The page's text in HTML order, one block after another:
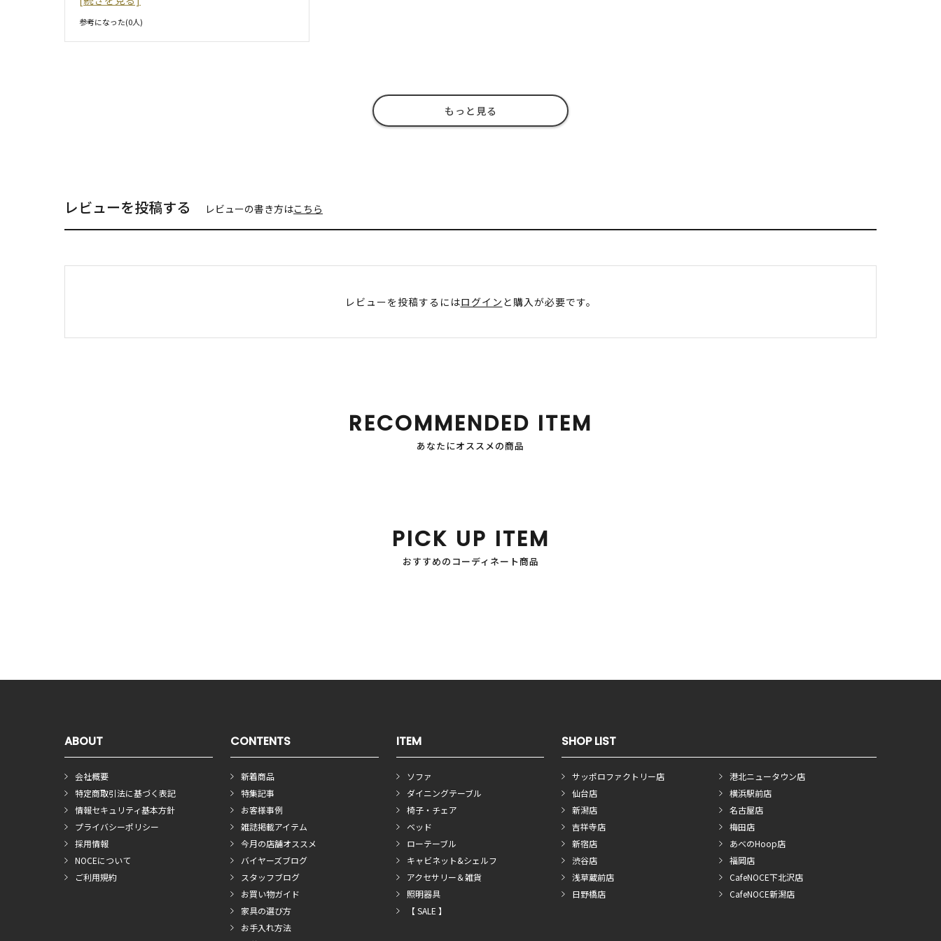
参考になった(0人)
もっと見る
レビューを投稿する レビューの書き方はこちら
レビューを投稿するにはログイン と購入が必要です。
RECOMMENDED ITEM
あなたにオススメの商品
PICK UP ITEM
おすすめのコーディネート商品
ABOUT
会社概要
特定商取引法に基づく表記
情報セキュリティ基本方針
プライバシーポリシー
採用情報
NOCEについて
ご利用規約
CONTENTS
新着商品
特集記事
お客様事例
雑誌掲載アイテム
今月の店舗オススメ
バイヤーズブログ
スタッフブログ
お買い物ガイド
家具の選び方
お手入れ方法
ITEM
ソファ
ダイニングテーブル
椅子・チェア
ベッド
ローテーブル
キャビネット&シェルフ
アクセサリー＆雑貨
照明器具
【 SALE 】
SHOP LIST
サッポロファクトリー店
仙台店
新潟店
吉祥寺店
新宿店
渋谷店
浅草蔵前店
日野橋店
港北ニュータウン店
横浜駅前店
名古屋店
梅田店
あべのHoop店
福岡店
CafeNOCE下北沢店
CafeNOCE新潟店